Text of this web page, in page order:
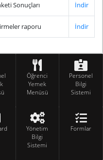
Sonuçları İndir
raporu İndir
Öğrenci
Yemek
Menüsü
Personel
Bilgi
Sistemi
Yönetim
Bilgi
Sistemi
Formlar